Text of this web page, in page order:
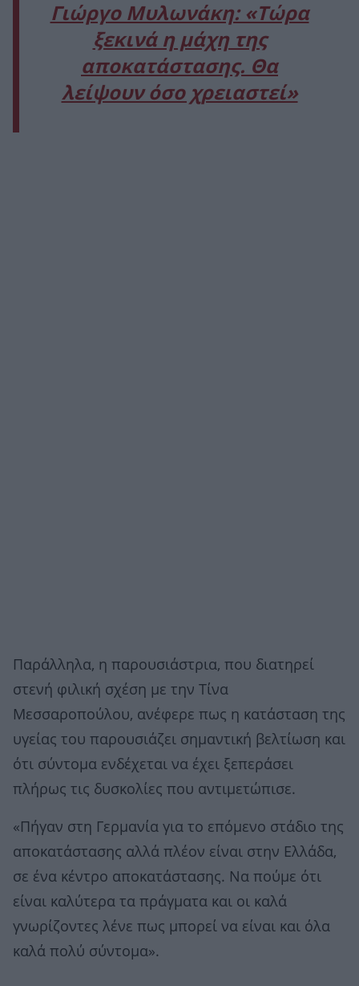
Γιώργο Μυλωνάκη: «Τώρα
ξεκινά η μάχη της
αποκατάστασης. Θα
λείψουν όσο χρειαστεί»
Παράλληλα, η παρουσιάστρια, που διατηρεί
στενή φιλική σχέση με την Τίνα
Μεσσαροπούλου, ανέφερε πως η κατάσταση της
υγείας του παρουσιάζει σημαντική βελτίωση και
ότι σύντομα ενδέχεται να έχει ξεπεράσει
πλήρως τις δυσκολίες που αντιμετώπισε.
«Πήγαν στη Γερμανία για το επόμενο στάδιο της
αποκατάστασης αλλά πλέον είναι στην Ελλάδα,
σε ένα κέντρο αποκατάστασης. Να πούμε ότι
είναι καλύτερα τα πράγματα και οι καλά
γνωρίζοντες λένε πως μπορεί να είναι και όλα
καλά πολύ σύντομα».